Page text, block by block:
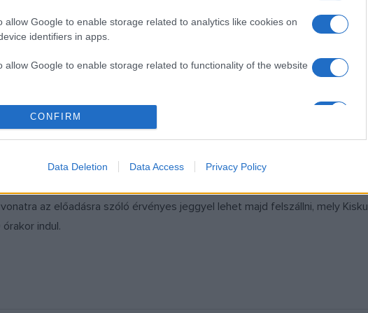
allow Google to enable storage related to analytics like cookies on
identifiers in apps.
allow Google to enable storage related to functionality of the website
allow Google to enable storage related to personalization.
allow Google to enable storage related to security, including
CONFIRM
Data Deletion Data Access Privacy Policy
KESSELYÁK GERGELY
RENDEZŐ:
SZIKORA JÁNOS
a nézők számára a fesztivál által biztosított különvonat is
az előadásra szóló érvényes jeggyel lehet majd felszállni, mely
indul.